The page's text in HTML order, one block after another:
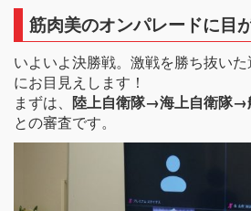
筋肉美のオンパレードに目
いよいよ決勝戦。激戦を勝ち抜い
にお目見えします！
まずは、 陸上自衛隊→海上自衛隊→
との審査です。